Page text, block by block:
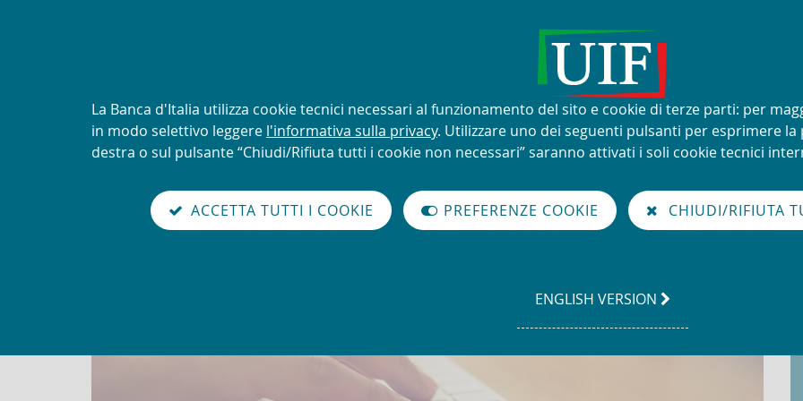
Tentativi di truffa con utilizzo improprio del nome e del
Torna
Unità di Informazione Finanziaria per l'Italia
sei qui:
Newsletter
Informativa
sui
cookie:
La Banca d'Italia utilizza cookie tecnici necessari al funzionamento del sito e cookie di terze parti: per
in modo selettivo leggere l'informativa sulla privacy. Utilizzare uno dei seguenti pulsanti per esprimere la
destra o sul pulsante “Chiudi/Rifiuta tutti i cookie non necessari” saranno attivati i soli cookie tecnici
ACCETTA TUTTI I COOKIE PREFERENZE COOKIE CHIUDI/RIFIUTA
GO
ENGLISH VERSION